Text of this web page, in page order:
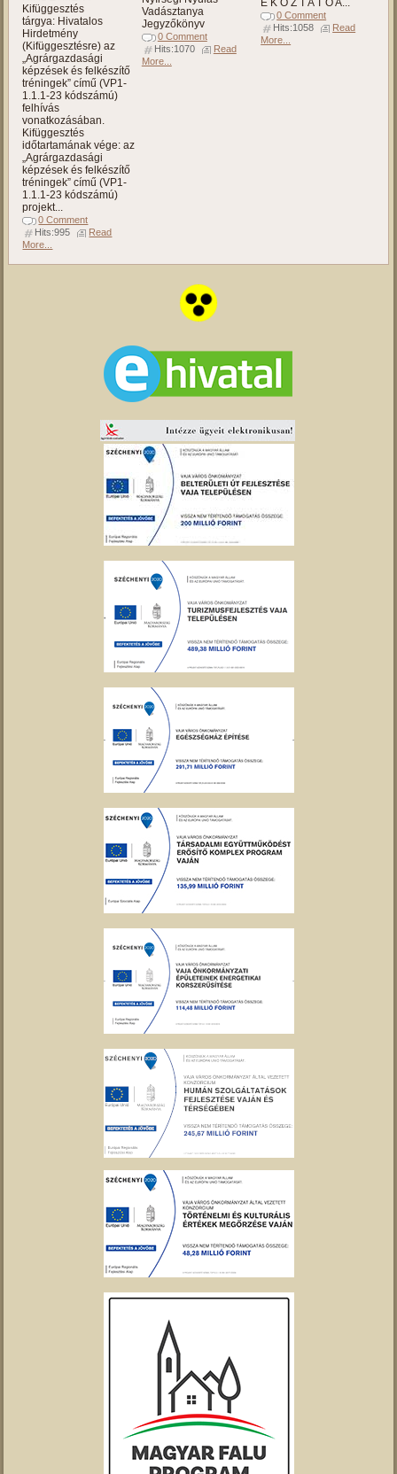
Kifüggesztés
tárgya: Hivatalos
Hirdetmény
(Kifüggesztésre) az
„Agrárgazdasági
képzések és felkészítő
tréningek” című (VP1-
1.1.1-23 kódszámú)
felhívás
vonatkozásában.
Kifüggesztés
időtartamának vége: az
„Agrárgazdasági
képzések és felkészítő
tréningek” című (VP1-
1.1.1-23 kódszámú)
projekt...
0 Comment
Hits:995
Read
More...
Vadásztanya
Jegyzőkönyv
0 Comment
Hits:1070
Read
More...
É K O Z T A T Ó A...
0 Comment
Hits:1058
Read
More...